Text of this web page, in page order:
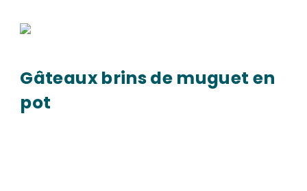
Gâteaux brins de muguet en
pot